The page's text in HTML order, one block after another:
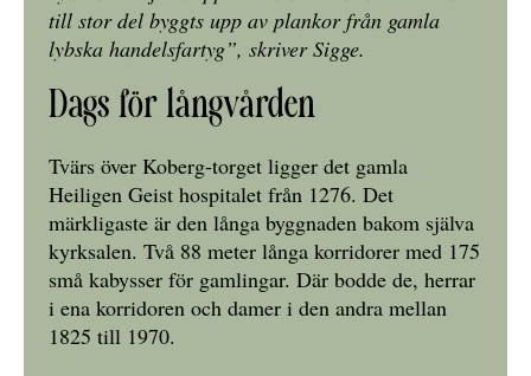
till stor del byggts upp av plankor från gamla
lybska handelsfartyg”, skriver Sigge.
Dags för långvården
Tvärs över Koberg-torget ligger det gamla
Heiligen Geist hospitalet från 1276. Det
märkligaste är den långa byggnaden bakom själva
kyrksalen. Två 88 meter långa korridorer med 175
små kabysser för gamlingar. Där bodde de, herrar
i ena korridoren och damer i den andra mellan
1825 till 1970.